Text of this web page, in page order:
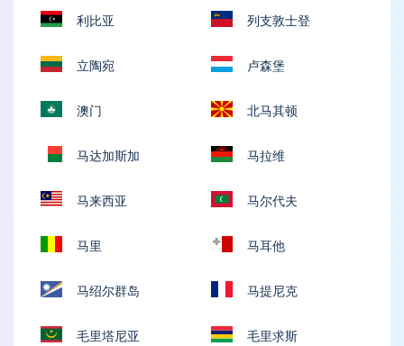
利比亚 列支敦士登
立陶宛 卢森堡
澳门 北马其顿
马达加斯加 马拉维
马来西亚 马尔代夫
马里 马耳他
马绍尔群岛 马提尼克
毛里塔尼亚 毛里求斯